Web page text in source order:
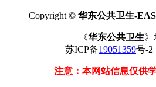
Copyright © 华东公共卫生-
《华东公共卫生》
苏ICP备19051359号-
注意：本网站信息仅供